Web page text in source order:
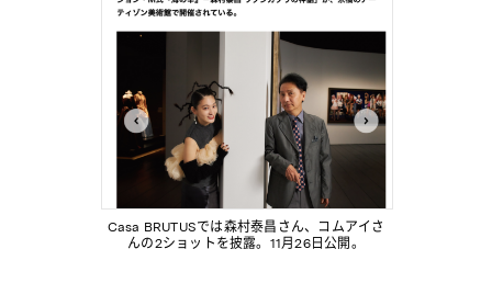
Casa BRUTUSでは森村泰昌さん、コムアイさ
んの2ショットを披露。11月26日公開。